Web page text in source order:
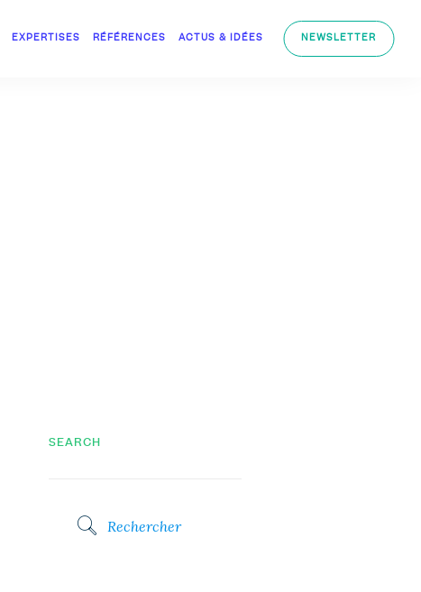
EXPERTISES RÉFÉRENCES ACTUS & IDÉES NEWSLETTER
SEARCH